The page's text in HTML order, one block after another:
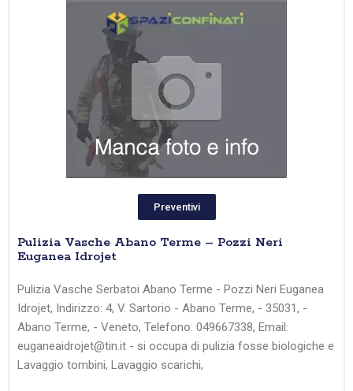
Preventivi
Pulizia Vasche Abano Terme – Pozzi Neri
Euganea Idrojet
Pulizia Vasche Serbatoi Abano Terme - Pozzi Neri Euganea
Idrojet, Indirizzo: 4, V. Sartorio - Abano Terme, - 35031, -
Abano Terme, - Veneto, Telefono: 049667338, Email:
euganeaidrojet@tin.it - si occupa di pulizia fosse biologiche e
Lavaggio tombini, Lavaggio scarichi,